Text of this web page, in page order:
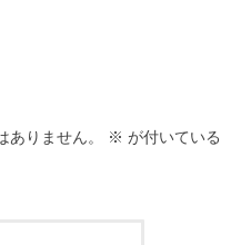
ありません。 ※ が付いている